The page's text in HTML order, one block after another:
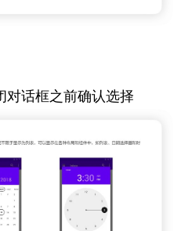
对话框之前确认选择